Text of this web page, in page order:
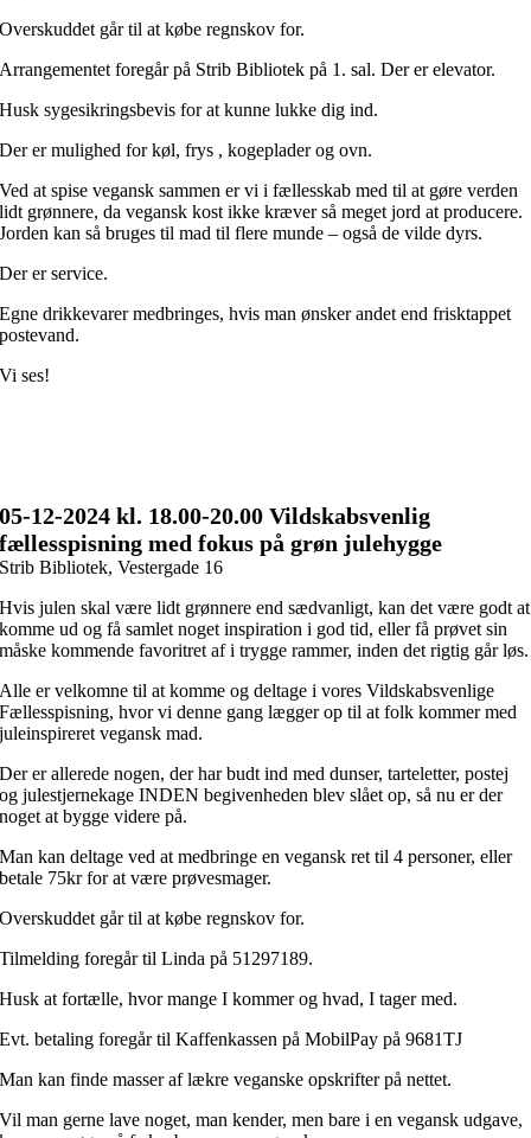
Overskuddet går til at købe regnskov for.
Arrangementet foregår på Strib Bibliotek på 1. sal. Der er elevator.
Husk sygesikringsbevis for at kunne lukke dig ind.
Der er mulighed for køl, frys , kogeplader og ovn.
Ved at spise vegansk sammen er vi i fællesskab med til at gøre verden
lidt grønnere, da vegansk kost ikke kræver så meget jord at producere.
Jorden kan så bruges til mad til flere munde – også de vilde dyrs.
Der er service.
Egne drikkevarer medbringes, hvis man ønsker andet end frisktappet
postevand.
Vi ses!
05-12-2024 kl. 18.00-20.00 Vildskabsvenlig
fællesspisning med fokus på grøn julehygge
Strib Bibliotek, Vestergade 16
Hvis julen skal være lidt grønnere end sædvanligt, kan det være godt at
komme ud og få samlet noget inspiration i god tid, eller få prøvet sin
måske kommende favoritret af i trygge rammer, inden det rigtig går løs.
Alle er velkomne til at komme og deltage i vores Vildskabsvenlige
Fællesspisning, hvor vi denne gang lægger op til at folk kommer med
juleinspireret vegansk mad.
Der er allerede nogen, der har budt ind med dunser, tarteletter, postej
og julestjernekage INDEN begivenheden blev slået op, så nu er der
noget at bygge videre på.
Man kan deltage ved at medbringe en vegansk ret til 4 personer, eller
betale 75kr for at være prøvesmager.
Overskuddet går til at købe regnskov for.
Tilmelding foregår til Linda på 51297189.
Husk at fortælle, hvor mange I kommer og hvad, I tager med.
Evt. betaling foregår til Kaffenkassen på MobilPay på 9681TJ
Man kan finde masser af lækre veganske opskrifter på nettet.
Vil man gerne lave noget, man kender, men bare i en vegansk udgave,